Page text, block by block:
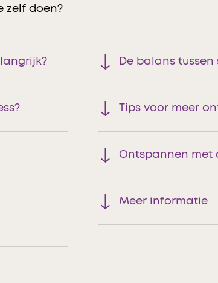
zelf doen?
De balans
Tips voor meer
Ontspannen met
Meer informatie